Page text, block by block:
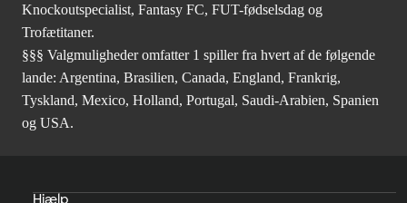
Knockoutspecialist, Fantasy FC, FUT-fødselsdag og
Trofætitaner.
§§§ Valgmuligheder omfatter 1 spiller fra hvert af de følgende
lande: Argentina, Brasilien, Canada, England, Frankrig,
Tyskland, Mexico, Holland, Portugal, Saudi-Arabien, Spanien
og USA.
Hjælp